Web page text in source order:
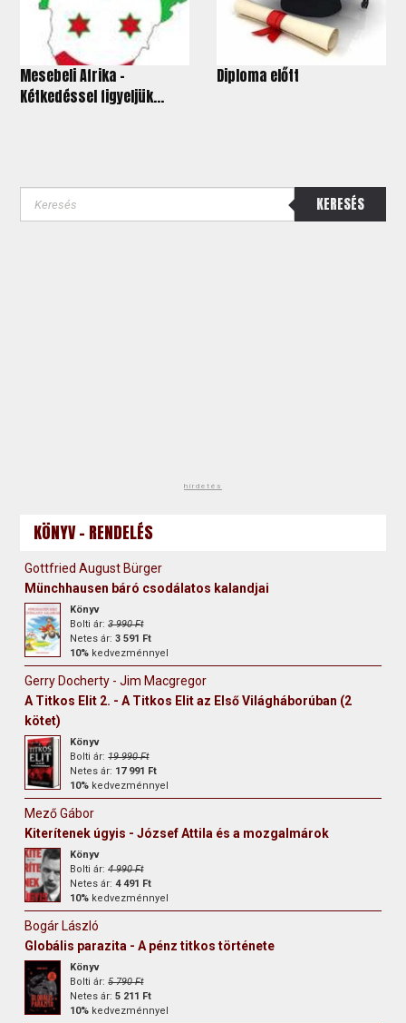
Mesebeli Afrika -
Kétkedéssel figyeljük...
Diploma előtt
KERESÉS
hirdetés
KÖNYV - RENDELÉS
Gottfried August Bürger
Münchhausen báró csodálatos kalandjai
Könyv
Bolti ár:3 990 Ft
Netes ár:3 591 Ft
10% kedvezménnyel
Gerry Docherty - Jim Macgregor
A Titkos Elit 2. - A Titkos Elit az Első Világháborúban (2
kötet)
Könyv
Bolti ár:19 990 Ft
Netes ár: 17 991 Ft
10% kedvezménnyel
Mező Gábor
Kiterítenek úgyis - József Attila és a mozgalmárok
Könyv
Bolti ár:4 990 Ft
Netes ár:4 491 Ft
10% kedvezménnyel
Bogár László
Globális parazita - A pénz titkos története
Könyv
Bolti ár:5 790 Ft
Netes ár:5 211 Ft
10% kedvezménnyel